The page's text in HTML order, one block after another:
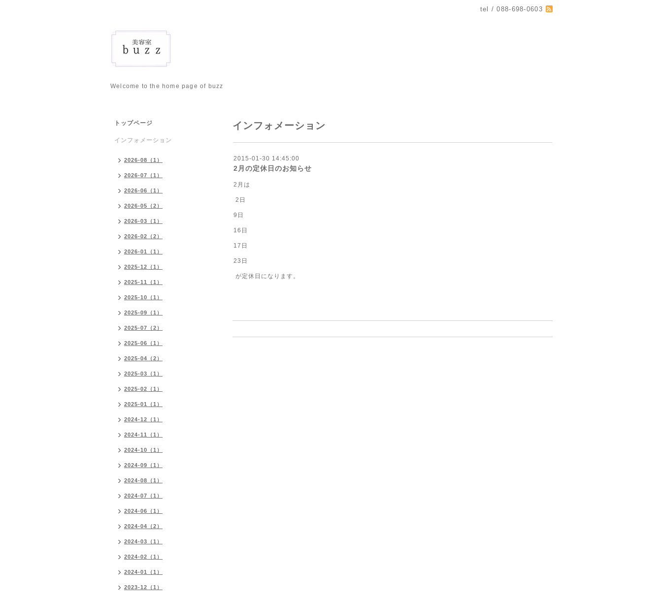
tel / 088-698-0603
Welcome to the home page of buzz
インフォメーション
2015-01-30 14:45:00
2月の定休日のお知らせ
2月は
2日
9日
16日
17日
23日
が定休日になります。
トップページ
インフォメーション
2026-08（1）
2026-07（1）
2026-06（1）
2026-05（2）
2026-03（1）
2026-02（2）
2026-01（1）
2025-12（1）
2025-11（1）
2025-10（1）
2025-09（1）
2025-07（2）
2025-06（1）
2025-04（2）
2025-03（1）
2025-02（1）
2025-01（1）
2024-12（1）
2024-11（1）
2024-10（1）
2024-09（1）
2024-08（1）
2024-07（1）
2024-06（1）
2024-04（2）
2024-03（1）
2024-02（1）
2024-01（1）
2023-12（1）